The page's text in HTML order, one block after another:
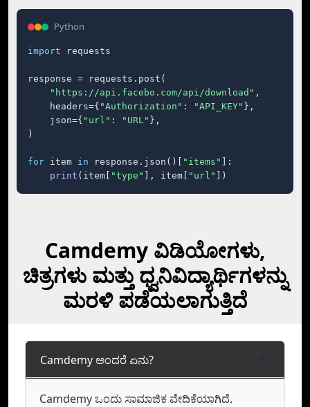
Python
import requests
response = requests.post(
"https://api.facebo.com/api/download" ,
    headers={
"Authorization" : "API_KEY" },
    json={
"url" : "URL" },
)
for item in response.json()[ "items"
]:
print (item[ "type" ], item[ "url" ])
Camdemy ವಿಡಿಯೋಗಳು,
ಚಿತ್ರಗಳು ಮತ್ತು ಧ್ವನಿವಿದ್ಯಾರ್ಥಿಗಳನ್ನು
ಮರಳಿ ಪಡೆಯಲಾಗುತ್ತಿದೆ
Camdemy ಅಂದರೆ ಏನು?
Camdemy ಒಂದು ಸಾಮಾಜಿಕ ವೇದಿಕೆಯಾಗಿದೆ.